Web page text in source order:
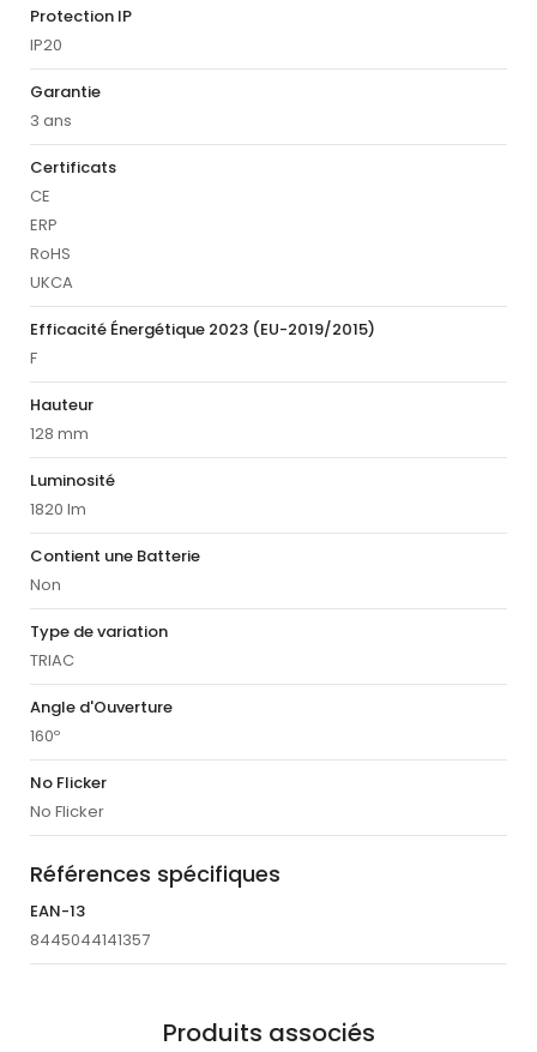
Protection IP
IP20
Garantie
3 ans
Certificats
CE
ERP
RoHS
UKCA
Efficacité Énergétique 2023 (EU-2019/2015)
F
Hauteur
128 mm
Luminosité
1820 lm
Contient une Batterie
Non
Type de variation
TRIAC
Angle d'Ouverture
160º
No Flicker
No Flicker
Références spécifiques
EAN-13
8445044141357
Produits associés